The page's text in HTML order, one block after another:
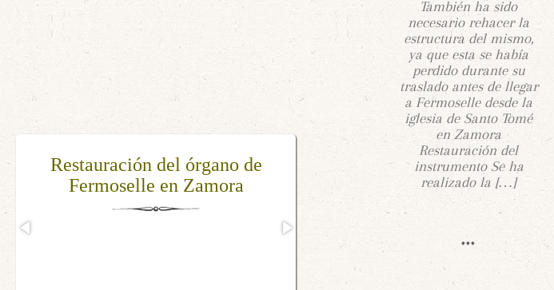
Restauración del órgano de
Fermoselle en Zamora
También ha sido
necesario rehacer la
estructura del mismo,
ya que esta se había
perdido durante su
traslado antes de llegar
a Fermoselle desde la
iglesia de Santo Tomé
en Zamora
Restauración del
instrumento Se ha
realizado la […]